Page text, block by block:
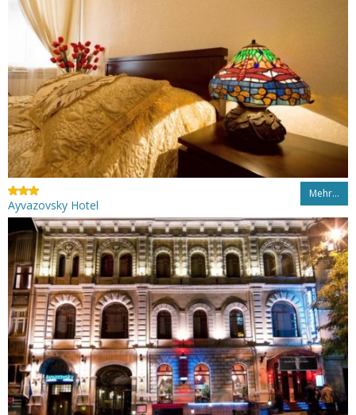
Mehr…
Ayvazovsky Hotel